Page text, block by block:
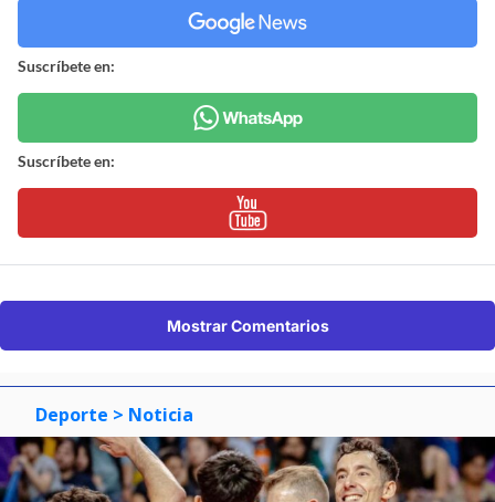
Suscríbete en:
Suscríbete en:
Mostrar Comentarios
Deporte > Noticia